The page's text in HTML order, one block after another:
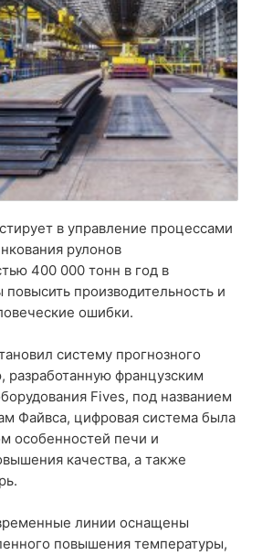
в управление процессами
рулонов
400 000 тонн в год в
повысить производительность и
ошибки.
систему прогнозного
разработанную французским
Fives, под названием
Файвса, цифровая система была
особенностей печи и
качества, а также
линии оснащены
повышения температуры,